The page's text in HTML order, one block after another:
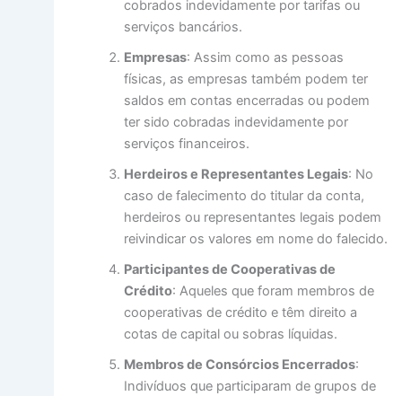
cobrados indevidamente por tarifas ou
serviços bancários.
Empresas: Assim como as pessoas
físicas, as empresas também podem ter
saldos em contas encerradas ou podem
ter sido cobradas indevidamente por
serviços financeiros.
Herdeiros e Representantes Legais: No
caso de falecimento do titular da conta,
herdeiros ou representantes legais podem
reivindicar os valores em nome do falecido.
Participantes de Cooperativas de
Crédito: Aqueles que foram membros de
cooperativas de crédito e têm direito a
cotas de capital ou sobras líquidas.
Membros de Consórcios Encerrados:
Indivíduos que participaram de grupos de